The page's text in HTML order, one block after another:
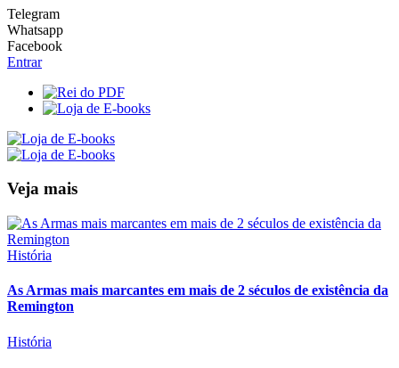
Telegram
Whatsapp
Facebook
Entrar
Veja mais
História
As Armas mais marcantes em mais de 2 séculos de existência da
Remington
História